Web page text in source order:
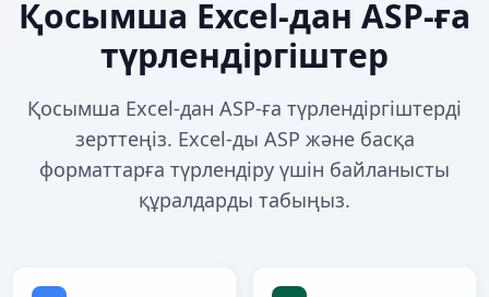
Қосымша Excel-дан ASP-ға
түрлендіргіштер
Қосымша Excel-дан ASP-ға түрлендіргіштерді
зерттеңіз. Excel-ды ASP және басқа
форматтарға түрлендіру үшін байланысты
құралдарды табыңыз.